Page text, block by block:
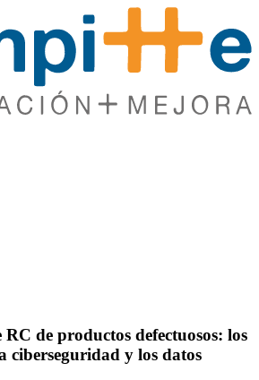
de productos defectuosos: los
ciberseguridad y los datos